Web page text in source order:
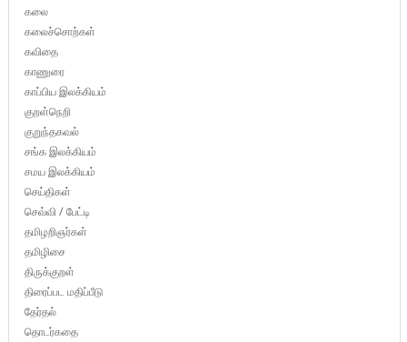
கலை
கலைச்சொற்கள்
கவிதை
காணுரை
காப்பிய இலக்கியம்
குறள்நெறி
குறுந்தகவல்
சங்க இலக்கியம்
சமய இலக்கியம்
செய்திகள்
செவ்வி / பேட்டி
தமிழறிஞர்கள்
தமிழிசை
திருக்குறள்
திரைப்பட மதிப்பீடு
தேர்தல்
தொடர்கதை